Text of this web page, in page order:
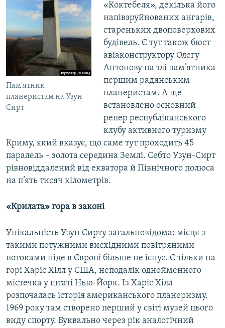
Пам'ятник
планеристам на Узун
Сирт
«Коктебеля», декілька його
напівзруйнованих ангарів,
стареньких двоповерхових
будівель. Є тут також бюст
авіаконструктору Олегу
Антонову на тлі пам’ятника
першим радянським
планеристам. А ще
встановлено основний
репер республіканського
клубу активного туризму
Криму, який вказує, що саме тут проходить 45
паралель – золота середина Землі. Себто Узун-Сирт
рівновіддалений від екватора й Північного полюса
на п’ять тисяч кілометрів.
«Крилата» гора в законі
Унікальність Узун Сирту загальновідома: місця з
такими потужними висхідними повітряними
потоками ніде в Європі більше не існує. Є тільки на
горі Харіс Хілл у США, неподалік однойменного
містечка у штаті Нью-Йорк. Із Харіс Хілл
розпочалась історія американського планеризму.
1969 року там створено перший у світі музей цього
виду спорту. Буквально через рік аналогічний